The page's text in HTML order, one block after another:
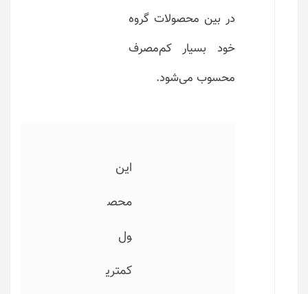
در بین محصولات گروه
خود بسیار کم‌مصرف
محسوب می‌شود.
این
محص
ول
کمتری